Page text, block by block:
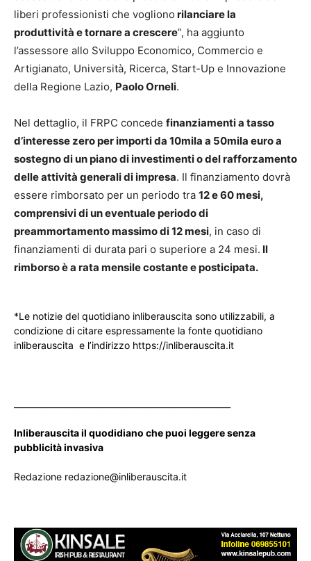
liberi professionisti che vogliono rilanciare la
produttività e tornare a crescere”, ha aggiunto
l’assessore allo Sviluppo Economico, Commercio e
Artigianato, Università, Ricerca, Start-Up e Innovazione
della Regione Lazio, Paolo Orneli.
Nel dettaglio, il FRPC concede finanziamenti a tasso
d’interesse zero per importi da 10mila a 50mila euro a
sostegno di un piano di investimenti o del rafforzamento
delle attività generali di impresa. Il finanziamento dovrà
essere rimborsato per un periodo tra 12 e 60 mesi,
comprensivi di un eventuale periodo di
preammortamento massimo di 12 mesi, in caso di
finanziamenti di durata pari o superiore a 24 mesi. Il
rimborso è a rata mensile costante e posticipata.
*Le notizie del quotidiano inliberauscita sono utilizzabili, a
condizione di citare espressamente la fonte quotidiano
inliberauscita e l’indirizzo https://inliberauscita.it
Inliberauscita il quodidiano che puoi leggere senza
pubblicità invasiva
Redazione redazione@inliberauscita.it